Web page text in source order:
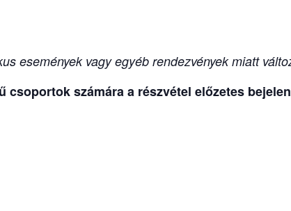
események vagy egyéb rendezvények miatt
csoportok számára a részvétel előzetes